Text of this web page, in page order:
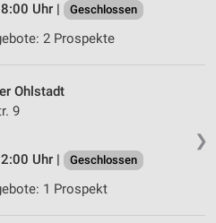
Uhr |
Geschlossen
2 Prospekte
❯
Ohlstadt
9
Uhr |
Geschlossen
1 Prospekt
zur Auswahl von